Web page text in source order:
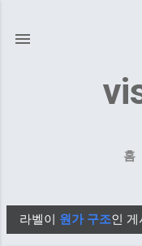
홈
글
라벨이 원가 구조인 게